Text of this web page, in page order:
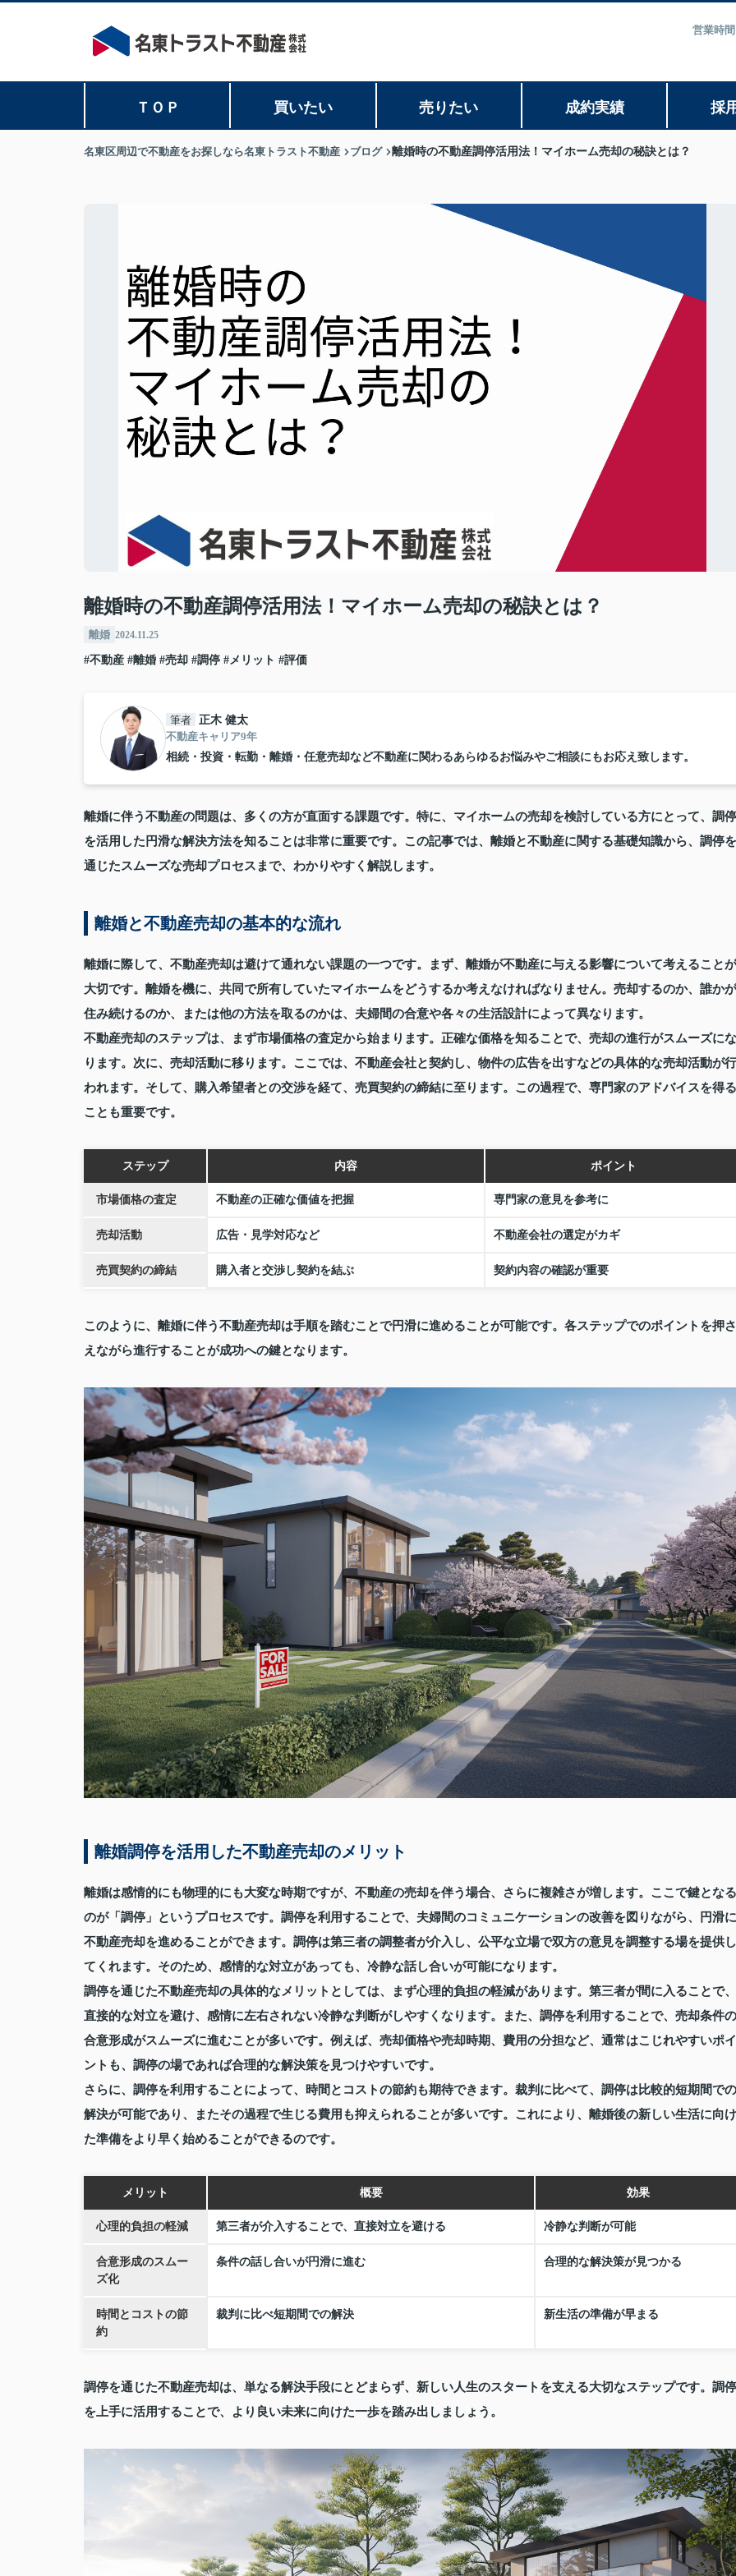
営業時
ＴＯＰ 買いたい 売りたい 成約実績 採
名東区周辺で不動産をお探しなら名東トラスト不動産 ブログ 離婚時の不動産調停活用法！マイホーム売却の秘訣とは？
離婚時の不動産調停活用法！マイホーム売却の秘訣とは？
離婚 2024.11.25
#不動産 #離婚 #売却 #調停 #メリット #評価
筆者 正木 健太
不動産キャリア9年
相続・投資・転勤・離婚・任意売却など不動産に関わるあらゆるお悩みやご相談にもお応え致します。
離婚に伴う不動産の問題は、多くの方が直面する課題です。特に、マイホームの売却を検討している方にとって、調停
を活用した円滑な解決方法を知ることは非常に重要です。この記事では、離婚と不動産に関する基礎知識から、調停を
通じたスムーズな売却プロセスまで、わかりやすく解説します。
離婚と不動産売却の基本的な流れ
離婚に際して、不動産売却は避けて通れない課題の一つです。まず、離婚が不動産に与える影響について考えることが
大切です。離婚を機に、共同で所有していたマイホームをどうするか考えなければなりません。売却するのか、誰かが
住み続けるのか、または他の方法を取るのかは、夫婦間の合意や各々の生活設計によって異なります。
不動産売却のステップは、まず市場価格の査定から始まります。正確な価格を知ることで、売却の進行がスムーズにな
ります。次に、売却活動に移ります。ここでは、不動産会社と契約し、物件の広告を出すなどの具体的な売却活動が行
われます。そして、購入希望者との交渉を経て、売買契約の締結に至ります。この過程で、専門家のアドバイスを得る
ことも重要です。
ステップ 内容 ポイント
市場価格の査定 不動産の正確な価値を把握 専門家の意見を参考に
売却活動 広告・見学対応など 不動産会社の選定がカギ
売買契約の締結 購入者と交渉し契約を結ぶ 契約内容の確認が重要
このように、離婚に伴う不動産売却は手順を踏むことで円滑に進めることが可能です。各ステップでのポイントを押さ
えながら進行することが成功への鍵となります。
離婚調停を活用した不動産売却のメリット
離婚は感情的にも物理的にも大変な時期ですが、不動産の売却を伴う場合、さらに複雑さが増します。ここで鍵となる
のが「調停」というプロセスです。調停を利用することで、夫婦間のコミュニケーションの改善を図りながら、円滑に
不動産売却を進めることができます。調停は第三者の調整者が介入し、公平な立場で双方の意見を調整する場を提供し
てくれます。そのため、感情的な対立があっても、冷静な話し合いが可能になります。
調停を通じた不動産売却の具体的なメリットとしては、まず心理的負担の軽減があります。第三者が間に入ることで、
直接的な対立を避け、感情に左右されない冷静な判断がしやすくなります。また、調停を利用することで、売却条件の
合意形成がスムーズに進むことが多いです。例えば、売却価格や売却時期、費用の分担など、通常はこじれやすいポイ
ントも、調停の場であれば合理的な解決策を見つけやすいです。
さらに、調停を利用することによって、時間とコストの節約も期待できます。裁判に比べて、調停は比較的短期間での
解決が可能であり、またその過程で生じる費用も抑えられることが多いです。これにより、離婚後の新しい生活に向け
た準備をより早く始めることができるのです。
メリット 概要 効果
心理的負担の軽減 第三者が介入することで、直接対立を避ける 冷静な判断が可能
合意形成のスムー
ズ化
条件の話し合いが円滑に進む 合理的な解決策が見つかる
時間とコストの節
約
裁判に比べ短期間での解決 新生活の準備が早まる
調停を通じた不動産売却は、単なる解決手段にとどまらず、新しい人生のスタートを支える大切なステップです。調停
を上手に活用することで、より良い未来に向けた一歩を踏み出しましょう。